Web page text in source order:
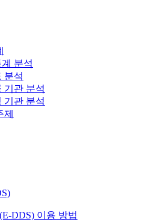
분석
분석
기관 분석
기관 분석
제
DDS) 이용 방법